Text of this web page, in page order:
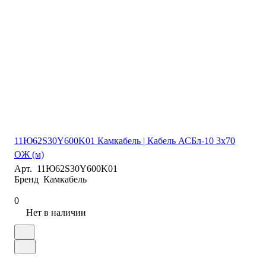
11Ю62S30Y600K01 Камкабель | Кабель АСБл-10 3х70
ОЖ (м)
Арт. 11Ю62S30Y600K01
Бренд Камкабель
0
Нет в наличии